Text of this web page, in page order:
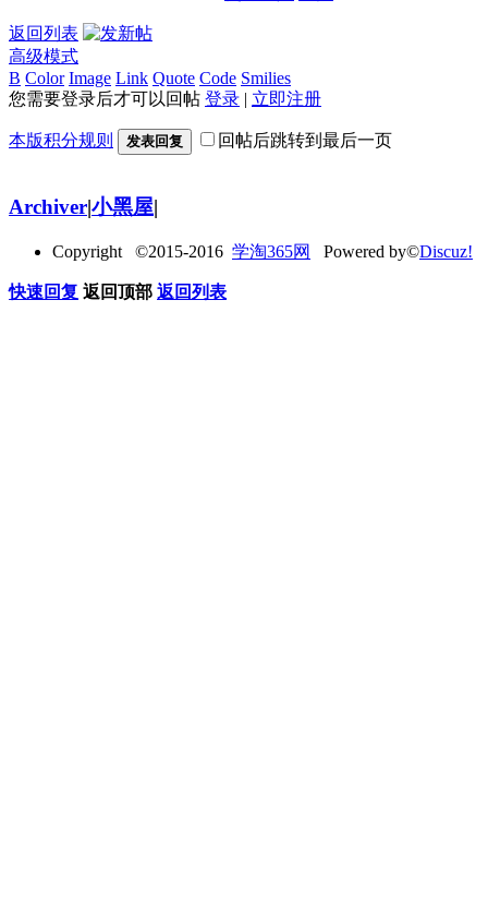
返回列表
高级模式
B Color Image Link Quote Code Smilies
您需要登录后才可以回帖 登录 | 立即注册
本版积分规则 发表回复 回帖后跳转到最后一页
Archiver|小黑屋|
Copyright ©2015-2016 学淘365网 Powered by©Discuz!
快速回复 返回顶部 返回列表